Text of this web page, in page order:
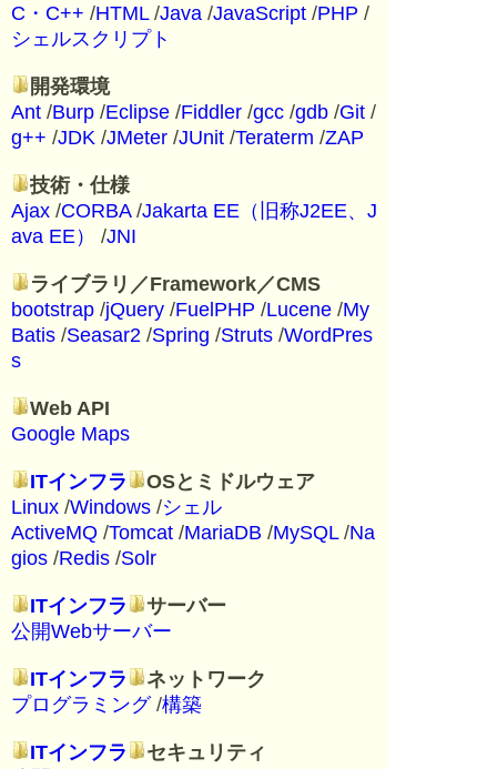
C・C++ /HTML/Java /JavaScript /PHP /
シェルスクリプト
開発環境
Ant /Burp /Eclipse /Fiddler /gcc /gdb /Git /
g++ /JDK /JMeter /JUnit /Teraterm /ZAP
技術・仕様
Ajax /CORBA/Jakarta EE（旧称J2EE、J
ava EE）
/JNI
ライブラリ／Framework／CMS
bootstrap /jQuery /FuelPHP /Lucene /My
Batis /Seasar2 /Spring /Struts /WordPres
s
Web API
Google Maps
ITインフラ
OSとミドルウェア
Linux /Windows /シェル
ActiveMQ /Tomcat /MariaDB /MySQL/Na
gios /Redis /Solr
ITインフラ
サーバー
公開Webサーバー
ITインフラ
ネットワーク
プログラミング/構築
ITインフラ
セキュリティ